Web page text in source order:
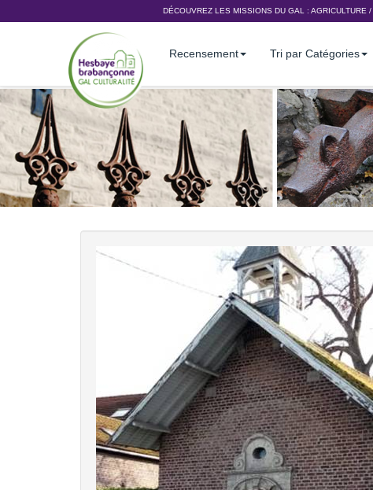
DÉCOUVREZ LES MISSIONS DU GAL : AGRICULTURE /
Recensement Tri par Catégories